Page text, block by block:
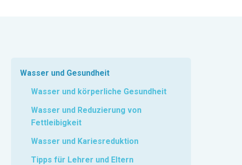
Wasser und Gesundheit
Wasser und körperliche Gesundheit
Wasser und Reduzierung von
Fettleibigkeit
Wasser und Kariesreduktion
Tipps für Lehrer und Eltern